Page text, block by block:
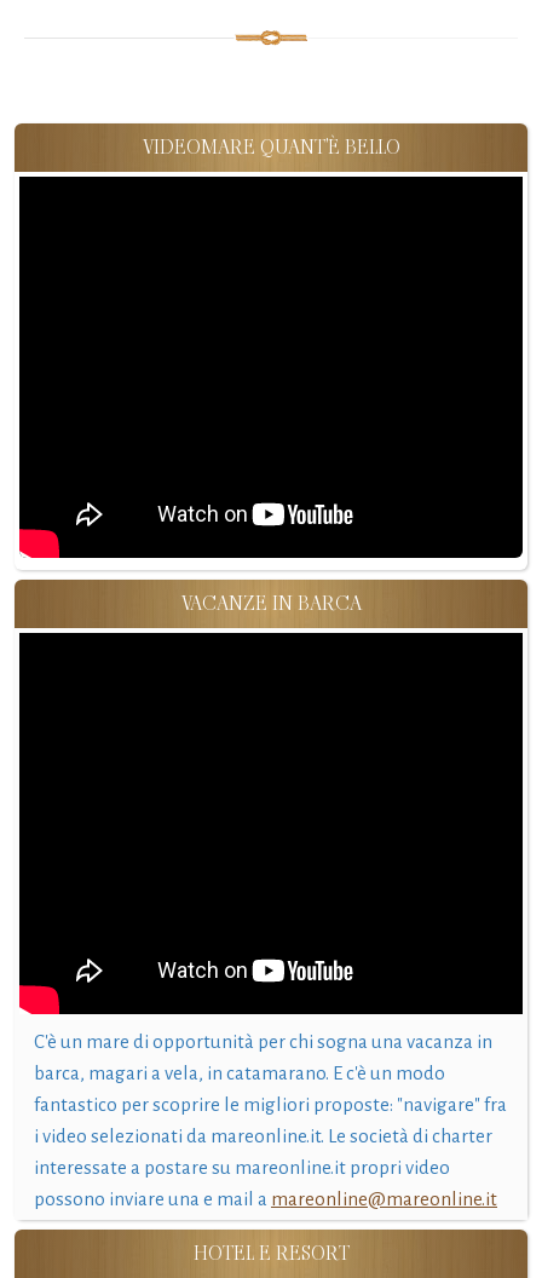
VIDEOMARE QUANT'È BELLO
VACANZE IN BARCA
C'è un mare di opportunità per chi sogna una vacanza in
barca, magari a vela, in catamarano. E c'è un modo
fantastico per scoprire le migliori proposte: "navigare" fra
i video selezionati da mareonline.it. Le società di charter
interessate a postare su mareonline.it propri video
possono inviare una e mail a mareonline@mareonline.it
HOTEL E RESORT